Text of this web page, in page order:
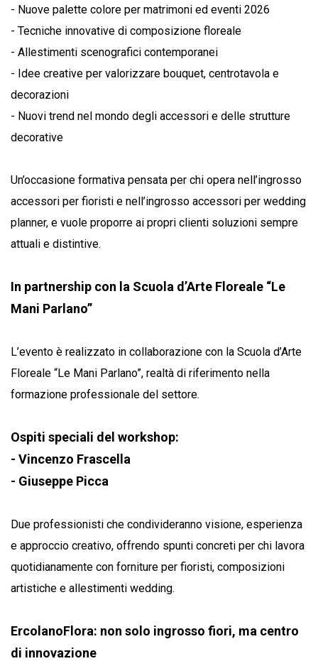
- Nuove palette colore per matrimoni ed eventi 2026
- Tecniche innovative di composizione floreale
- Allestimenti scenografici contemporanei
- Idee creative per valorizzare bouquet, centrotavola e
decorazioni
- Nuovi trend nel mondo degli accessori e delle strutture
decorative
Un’occasione formativa pensata per chi opera nell’ingrosso
accessori per fioristi e nell’ingrosso accessori per wedding
planner, e vuole proporre ai propri clienti soluzioni sempre
attuali e distintive.
In partnership con la Scuola d’Arte Floreale “Le
Mani Parlano”
L’evento è realizzato in collaborazione con la Scuola d’Arte
Floreale “Le Mani Parlano”, realtà di riferimento nella
formazione professionale del settore.
Ospiti speciali del workshop:
- Vincenzo Frascella
- Giuseppe Picca
Due professionisti che condivideranno visione, esperienza
e approccio creativo, offrendo spunti concreti per chi lavora
quotidianamente con forniture per fioristi, composizioni
artistiche e allestimenti wedding.
ErcolanoFlora: non solo ingrosso fiori, ma centro
di innovazione